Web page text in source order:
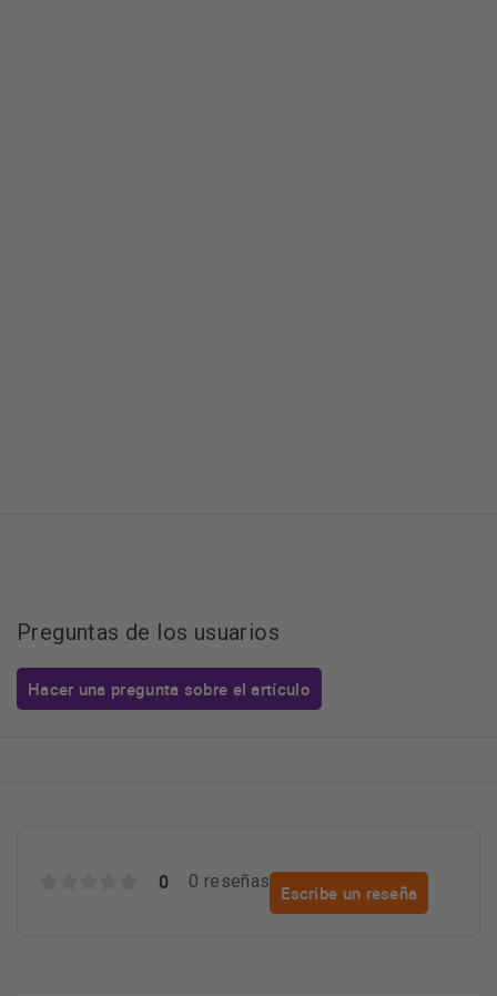
Preguntas de los usuarios
Hacer una pregunta sobre el artículo
0 0 reseñas
Escribe un reseña